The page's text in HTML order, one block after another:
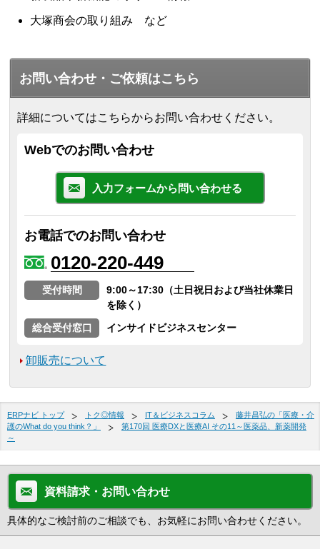
大塚商会の取り組み など
お問い合わせ・ご依頼はこちら
詳細についてはこちらからお問い合わせください。
Webでのお問い合わせ
入力フォームから問い合わせる
お電話でのお問い合わせ
0120-220-449
受付時間
9:00～17:30（土日祝日および当社休業日
を除く）
総合受付窓口
インサイドビジネスセンター
卸販売について
ERPナビ トップ トク◎情報 IT＆ビジネスコラム
藤井昌弘の「医療・介
護のWhat do you think？」
第170回 医療DXと医療AI その11～医薬品、新薬開発
～
資料請求・お問い合わせ
具体的なご検討前のご相談でも、お気軽にお問い合わせください。